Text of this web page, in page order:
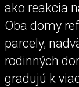
ako reakcia
Oba domy
parcely,
rodinných
gradujú k